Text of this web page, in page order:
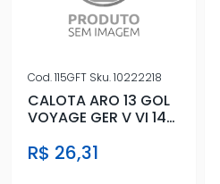
Cod.115GFT Sku.10222218
CALOTA ARO 13 GOL
VOYAGE GER V VI 14/
R$ 26,31